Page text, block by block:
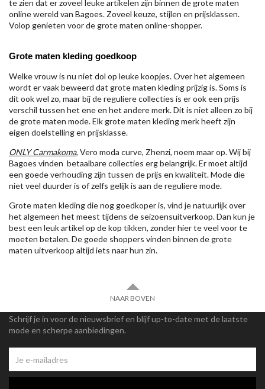
te zien dat er zoveel leuke artikelen zijn binnen de grote maten
online wereld van Bagoes. Zoveel keuze, stijlen en prijsklassen.
Volop genieten voor de grote maten online-shopper.
Grote maten kleding goedkoop
Welke vrouw is nu niet dol op leuke koopjes. Over het algemeen
wordt er vaak beweerd dat grote maten kleding prijzig is. Soms is
dit ook wel zo, maar bij de reguliere collecties is er ook een prijs
verschil tussen het ene en het andere merk. Dit is niet alleen zo bij
de grote maten mode. Elk grote maten kleding merk heeft zijn
eigen doelstelling en prijsklasse.
ONLY Carmakoma, Vero moda curve, Zhenzi, noem maar op. Wij bij
Bagoes vinden betaalbare collecties erg belangrijk. Er moet altijd
een goede verhouding zijn tussen de prijs en kwaliteit. Mode die
niet veel duurder is of zelfs gelijk is aan de reguliere mode.
Grote maten kleding die nog goedkoper is, vind je natuurlijk over
het algemeen het meest tijdens de seizoensuitverkoop. Dan kun je
best een leuk artikel op de kop tikken, zonder hier te veel voor te
moeten betalen. De goede shoppers vinden binnen de grote
maten uitverkoop altijd iets naar hun zin.
NAAR BOVEN
Schrijf je in voor de nieuwsbrief en blijf up-to-date met de laatste
mode en scherpe aanbiedingen.